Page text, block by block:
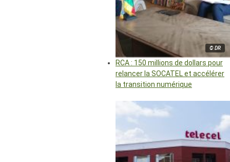
© DR
RCA : 150 millions de dollars pour
relancer la SOCATEL et accélérer
la transition numérique